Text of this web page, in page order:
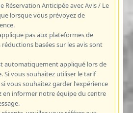
Réservation Anticipée avec Avis / Le
lorsque vous prévoyez de
pas aux plateformes de
basées sur les avis sont
automatiquement appliqué lors de
Si vous souhaitez utiliser le tarif
vous souhaitez garder l'expérience
en informer notre équipe du centre